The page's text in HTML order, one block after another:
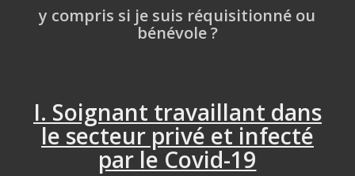
y compris si je suis réquisitionné ou
bénévole ?
I. Soignant travaillant dans
le secteur privé et infecté
par le Covid-19